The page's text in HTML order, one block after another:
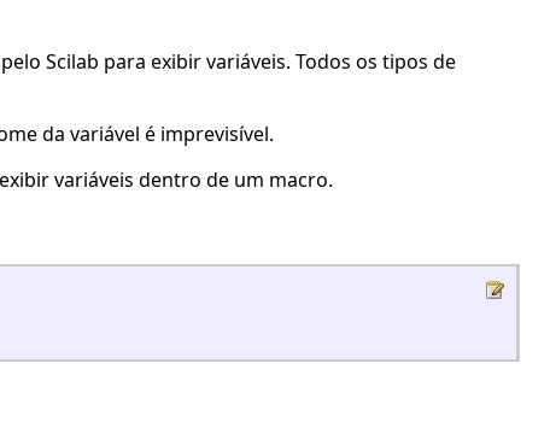
Scilab para exibir variáveis. Todos os tipos de
da variável é imprevisível.
variáveis dentro de um macro.